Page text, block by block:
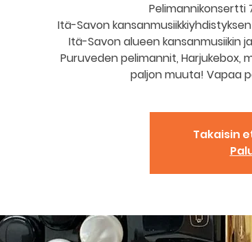
Pelimannikonsertti
Itä-Savon
Itä-Savon alueen kansanmusiikin
Puruveden pelimannit, Harjukebox,
paljon muuta! Vapaa
Takaisin